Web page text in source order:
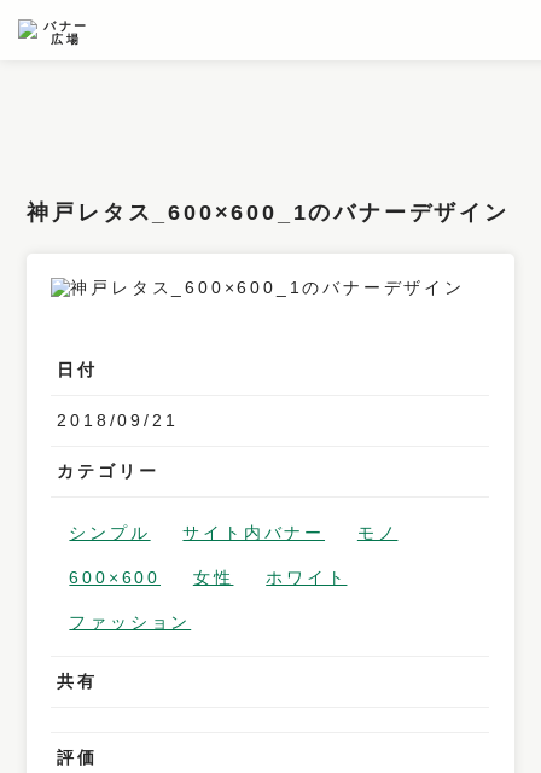
サイズ
業種
デザイン
タイプ
神戸レタス_600×600_1のバナーデザイン
日付
2018/09/21
カテゴリー
シンプル サイト内バナー モノ
600×600 女性 ホワイト
ファッション
共有
評価